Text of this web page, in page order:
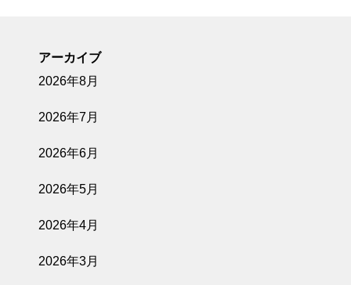
アーカイブ
2026年8月
2026年7月
2026年6月
2026年5月
2026年4月
2026年3月